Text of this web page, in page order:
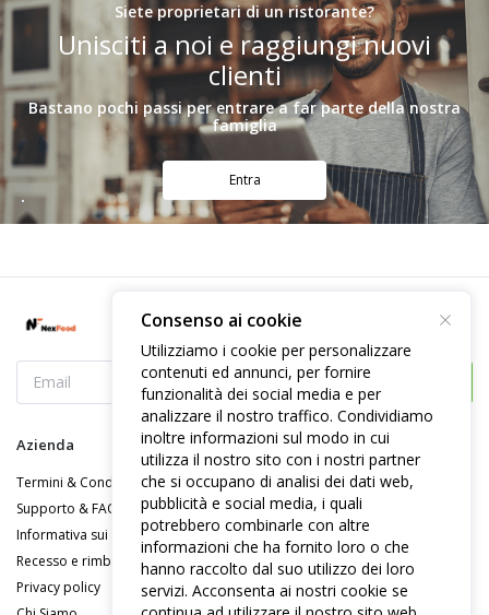
Siete proprietari di un ristorante?
Unisciti a noi e raggiungi nuovi
clienti
Bastano pochi passi per entrare a far parte della nostra
famiglia
Entra
Azienda
Termini & Condizioni
Supporto & FAQ
Informativa sui pagamenti
Recesso e rimborsi
Privacy policy
Navigazione
Come funziona
Diventa partner (Ristoranti)
Diventa rider
Consenso ai cookie
Utilizziamo i cookie per personalizzare
contenuti ed annunci, per fornire
funzionalità dei social media e per
analizzare il nostro traffico. Condividiamo
inoltre informazioni sul modo in cui
utilizza il nostro sito con i nostri partner
che si occupano di analisi dei dati web,
pubblicità e social media, i quali
potrebbero combinarle con altre
informazioni che ha fornito loro o che
hanno raccolto dal suo utilizzo dei loro
servizi. Acconsenta ai nostri cookie se